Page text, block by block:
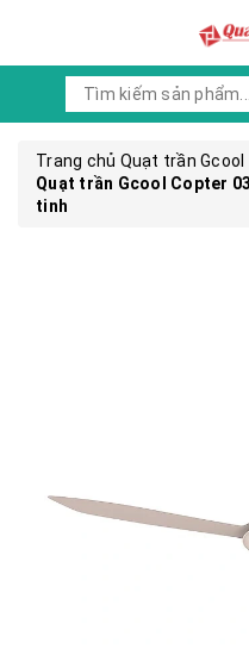
Trang chủ Quạt trần Gcool
Quạt trần Gcool Copter
tinh